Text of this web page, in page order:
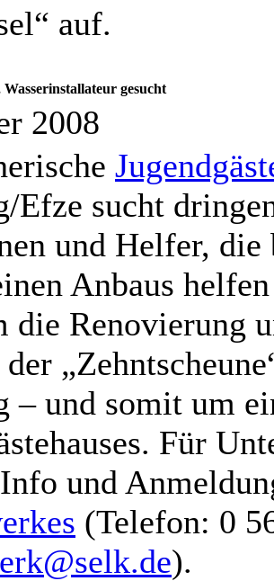
auf.
gesucht
2008
Efze sucht
und Helfer,
Anbaus
die Renovierung
– und somit um
Für
und
(Telefon: 0
).